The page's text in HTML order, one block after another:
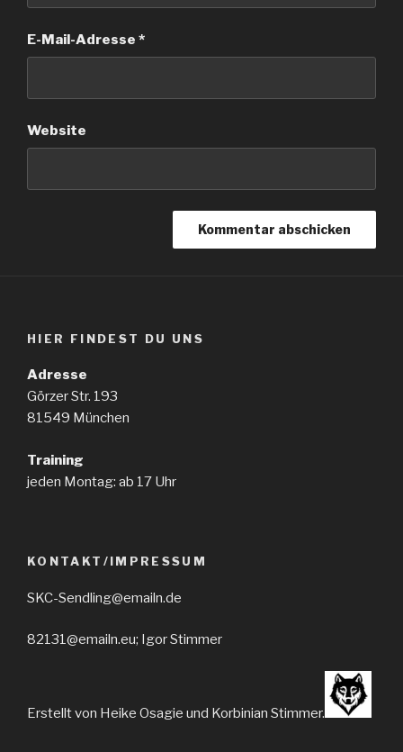
E-Mail-Adresse *
Website
HIER FINDEST DU UNS
Adresse
Görzer Str. 193
81549 München
Training
jeden Montag: ab 17 Uhr
KONTAKT/IMPRESSUM
SKC-Sendling@emailn.de
82131@emailn.eu; Igor Stimmer
Erstellt von Heike Osagie und Korbinian Stimmer.